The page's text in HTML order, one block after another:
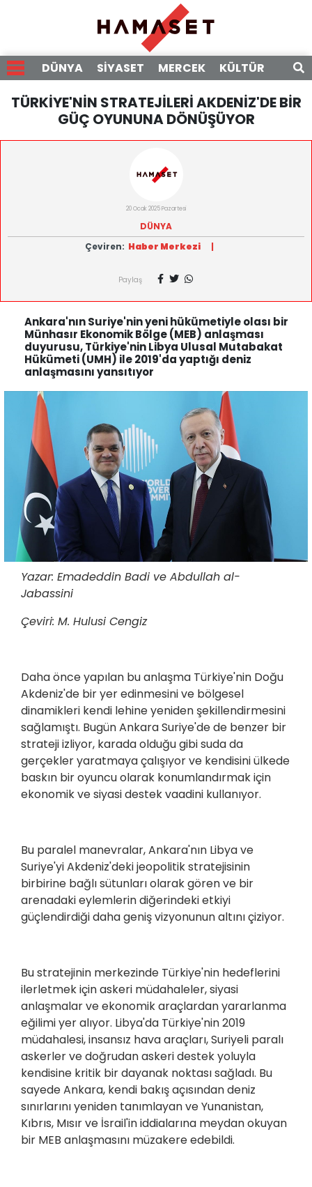
DÜNYA SİYASET MERCEK KÜLTÜR
TÜRKİYE'NİN STRATEJİLERİ AKDENİZ'DE BİR
GÜÇ OYUNUNA DÖNÜŞÜYOR
20 Ocak 2025 Pazartesi
DÜNYA
Çeviren: Haber Merkezi |
Paylaş
Ankara'nın Suriye'nin yeni hükümetiyle olası bir
Münhasır Ekonomik Bölge (MEB) anlaşması
duyurusu, Türkiye'nin Libya Ulusal Mutabakat
Hükümeti (UMH) ile 2019'da yaptığı deniz
anlaşmasını yansıtıyor
Yazar: Emadeddin Badi ve Abdullah al-
Jabassini
Çeviri: M. Hulusi Cengiz
Daha önce yapılan bu anlaşma Türkiye'nin Doğu
Akdeniz'de bir yer edinmesini ve bölgesel
dinamikleri kendi lehine yeniden şekillendirmesini
sağlamıştı. Bugün Ankara Suriye'de de benzer bir
strateji izliyor, karada olduğu gibi suda da
gerçekler yaratmaya çalışıyor ve kendisini ülkede
baskın bir oyuncu olarak konumlandırmak için
ekonomik ve siyasi destek vaadini kullanıyor.
Bu paralel manevralar, Ankara'nın Libya ve
Suriye'yi Akdeniz'deki jeopolitik stratejisinin
birbirine bağlı sütunları olarak gören ve bir
arenadaki eylemlerin diğerindeki etkiyi
güçlendirdiği daha geniş vizyonunun altını çiziyor.
Bu stratejinin merkezinde Türkiye'nin hedeflerini
ilerletmek için askeri müdahaleler, siyasi
anlaşmalar ve ekonomik araçlardan yararlanma
eğilimi yer alıyor. Libya'da Türkiye'nin 2019
müdahalesi, insansız hava araçları, Suriyeli paralı
askerler ve doğrudan askeri destek yoluyla
kendisine kritik bir dayanak noktası sağladı. Bu
sayede Ankara, kendi bakış açısından deniz
sınırlarını yeniden tanımlayan ve Yunanistan,
Kıbrıs, Mısır ve İsrail'in iddialarına meydan okuyan
bir MEB anlaşmasını müzakere edebildi.